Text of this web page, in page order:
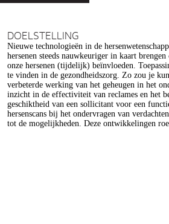
DOELSTELLING
Nieuwe technologieën in de
hersenen steeds nauwkeuriger in kaart
onze hersenen (tijdelijk) beïnvloeden.
te vinden in de gezondheidszorg. Zo zou je
verbeterde werking van het geheugen in het
inzicht in de effectiviteit van reclames en het
geschiktheid van een sollicitant voor een
hersenscans bij het ondervragen van
tot de mogelijkheden. Deze ontwikkelingen
vragen op, onder meer op het gebied van de
privacy, gelijkheid, stigmatisering),
en veranderingen in ons normen en waarden
commerciële toepassing van een aantal van
een extra reden voor zorg. Het doel van dit
maatschappelijk verantwoorde ontwikkeling van
de hersenwetenschappen te realiseren,